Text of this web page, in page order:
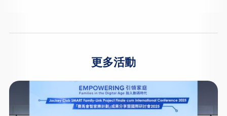
更多活動